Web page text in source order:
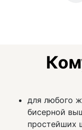
для любого
бисерной
простейших